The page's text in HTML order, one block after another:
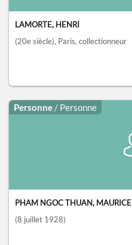
LAMORTE, HENRI
(20e siècle), Paris, collectionneur
Personne / Personne
PHAM NGOC THUAN, MAURICE
(8 juillet 1928)